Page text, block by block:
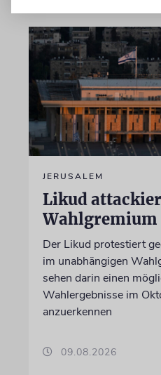
JERUSALEM
Likud
Wahlgremium
Der Likud protestiert
im unabhängigen
sehen darin einen
Wahlergebnisse im
anzuerkennen
09.08.2026